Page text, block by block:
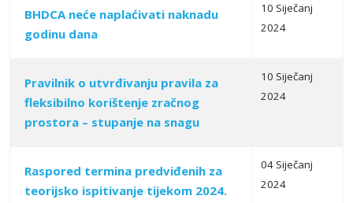
BHDCA neće naplaćivati naknadu
godinu dana
10 Siječanj
2024
Pravilnik o utvrđivanju pravila za
fleksibilno korištenje zračnog
prostora – stupanje na snagu
10 Siječanj
2024
Raspored termina predviđenih za
teorijsko ispitivanje tijekom 2024.
04 Siječanj
2024